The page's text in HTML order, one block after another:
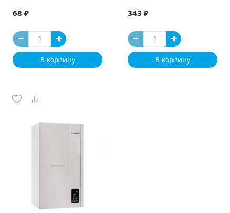
68 ₽
В корзину
343 ₽
В корзину